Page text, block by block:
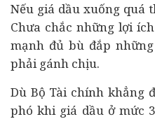
Nếu giá dầu xuống quá
Chưa chắc những lợi
mạnh đủ bù đắp
phải gánh chịu.
Dù Bộ Tài chính khẳng
phó khi giá dầu ở mức